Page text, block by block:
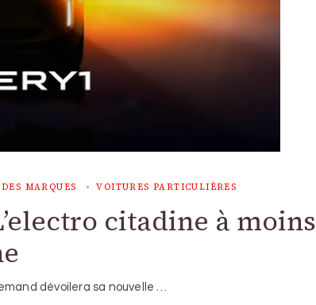
MARQUES VOITURES PARTICULIÈRES
citadine à moins
dévoilera sa nouvelle …